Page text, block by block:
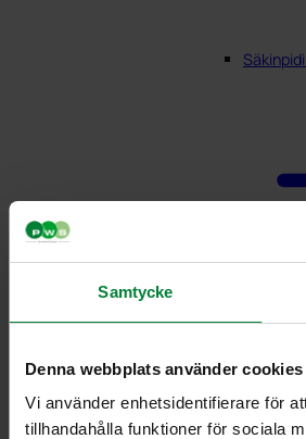
Samtycke
Denna webbplats använder cookies
Vi använder enhetsidentifierare för
tillhandahålla funktioner för sociala